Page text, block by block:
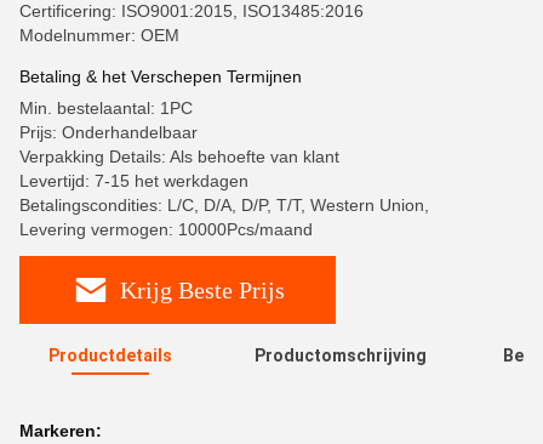
Certificering: ISO9001:2015, ISO13485:2016
Modelnummer: OEM
Betaling & het Verschepen Termijnen
Min. bestelaantal: 1PC
Prijs: Onderhandelbaar
Verpakking Details: Als behoefte van klant
Levertijd: 7-15 het werkdagen
Betalingscondities: L/C, D/A, D/P, T/T, Western Union,
Levering vermogen: 10000Pcs/maand
Krijg Beste Prijs
Productdetails Productomschrijving
Markeren: